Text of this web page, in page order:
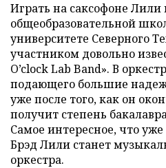
Играть на саксофоне Лили
общеобразовательной
университете Северного
участником довольно
O’clock Lab Band». В
подающего большие
уже после того, как он
получит степень
Самое интересное, что
Брэд Лили станет
оркестра.